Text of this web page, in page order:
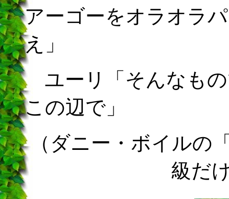
アーゴーをオラオラ
え」
ユーリ「そんなもの
この辺で」
（ダニー・ボイルの
級だ